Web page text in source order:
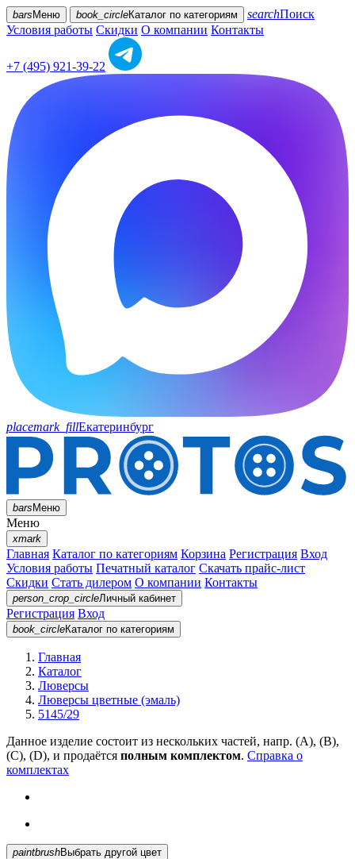
bars Меню book_circleКаталог по категориям searchПоиск
Условия работы Скидки О компании Контакты
+7 (495) 921-39-22
placemark_fillЕкатеринбург
barsМеню
Меню
xmark
Главная Каталог по категориям Корзина Регистрация Вход
Условия работы Печатный каталог Скачать прайс-лист
Скидки Стать дилером О компании Контакты
person_crop_circleЛичный кабинет
Регистрация Вход
book_circleКаталог по категориям
Главная
Каталог
Люверсы
Люверсы цветные (эмаль)
5145/29
Данное изделие состоит из нескольких частей, напр. (А), (B),
(С), (D), и продаётся полным комплектом. Справка о
комплектах
paintbrush
Выбрать другой цвет